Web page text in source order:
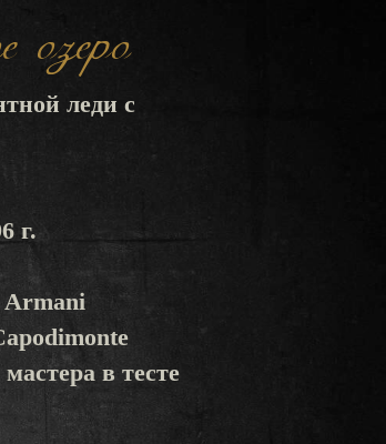
леди с
г.
Armani
в тесте